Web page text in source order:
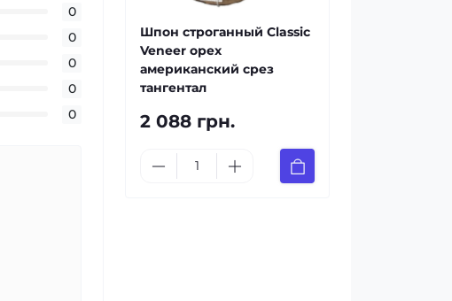
0
0
0
0
0
Шпон строганный Classic
Veneer орех
американский срез
тангентал
2 088 грн.